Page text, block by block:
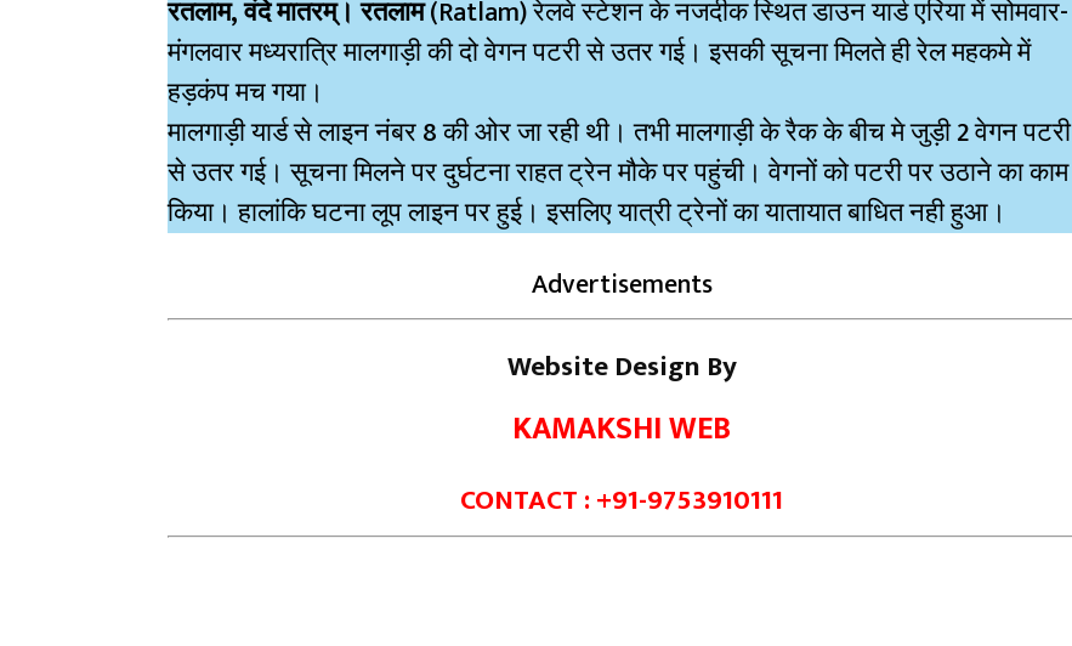
रतलाम, वंदे मातरम्। रतलाम(Ratlam) रेलवे स्टेशन के नजदीक स्थित डाउन यार्ड एरिया में सोमवार-
मंगलवार मध्यरात्रि मालगाड़ी की दो वेगन पटरी से उतर गई। इसकी सूचना मिलते ही रेल महकमे में
हड़कंप मच गया।
मालगाड़ी यार्ड से लाइन नंबर 8 की ओर जा रही थी। तभी मालगाड़ी के रैक के बीच मे जुड़ी 2 वेगन पटरी
से उतर गई। सूचना मिलने पर दुर्घटना राहत ट्रेन मौके पर पहुंची। वेगनों को पटरी पर उठाने का काम
किया। हालांकि घटना लूप लाइन पर हुई। इसलिए यात्री ट्रेनों का यातायात बाधित नही हुआ।
Advertisements
Website Design By
KAMAKSHI WEB
CONTACT : +91-9753910111